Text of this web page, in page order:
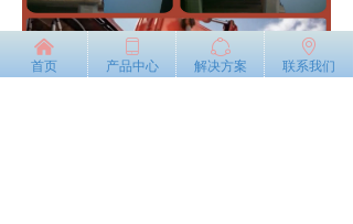
낀
首页
ꀆ
产品中心
ꁢ
解决方案
ꄹ
联系我们